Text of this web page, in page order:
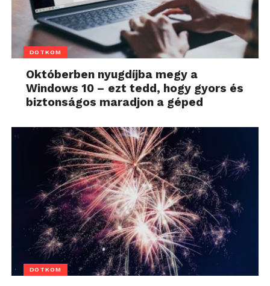
DOTKOM
Októberben nyugdíjba megy a
Windows 10 – ezt tedd, hogy gyors és
biztonságos maradjon a géped
DOTKOM